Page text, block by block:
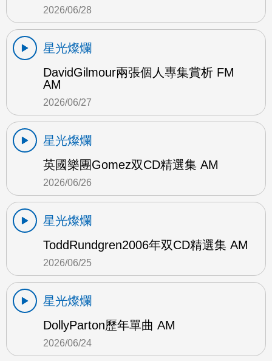
2026/06/28
星光燦爛
DavidGilmour兩張個人專集賞析 FM
AM
2026/06/27
星光燦爛
英國樂團Gomez双CD精選集 AM
2026/06/26
星光燦爛
ToddRundgren2006年双CD精選集 AM
2026/06/25
星光燦爛
DollyParton歷年單曲 AM
2026/06/24